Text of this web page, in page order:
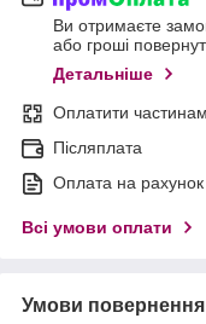
Ви отримаєте
або гроші
Детальніше
Оплатити
Післяплата
Оплата на рахунок
Всі умови оплати
Умови повернення